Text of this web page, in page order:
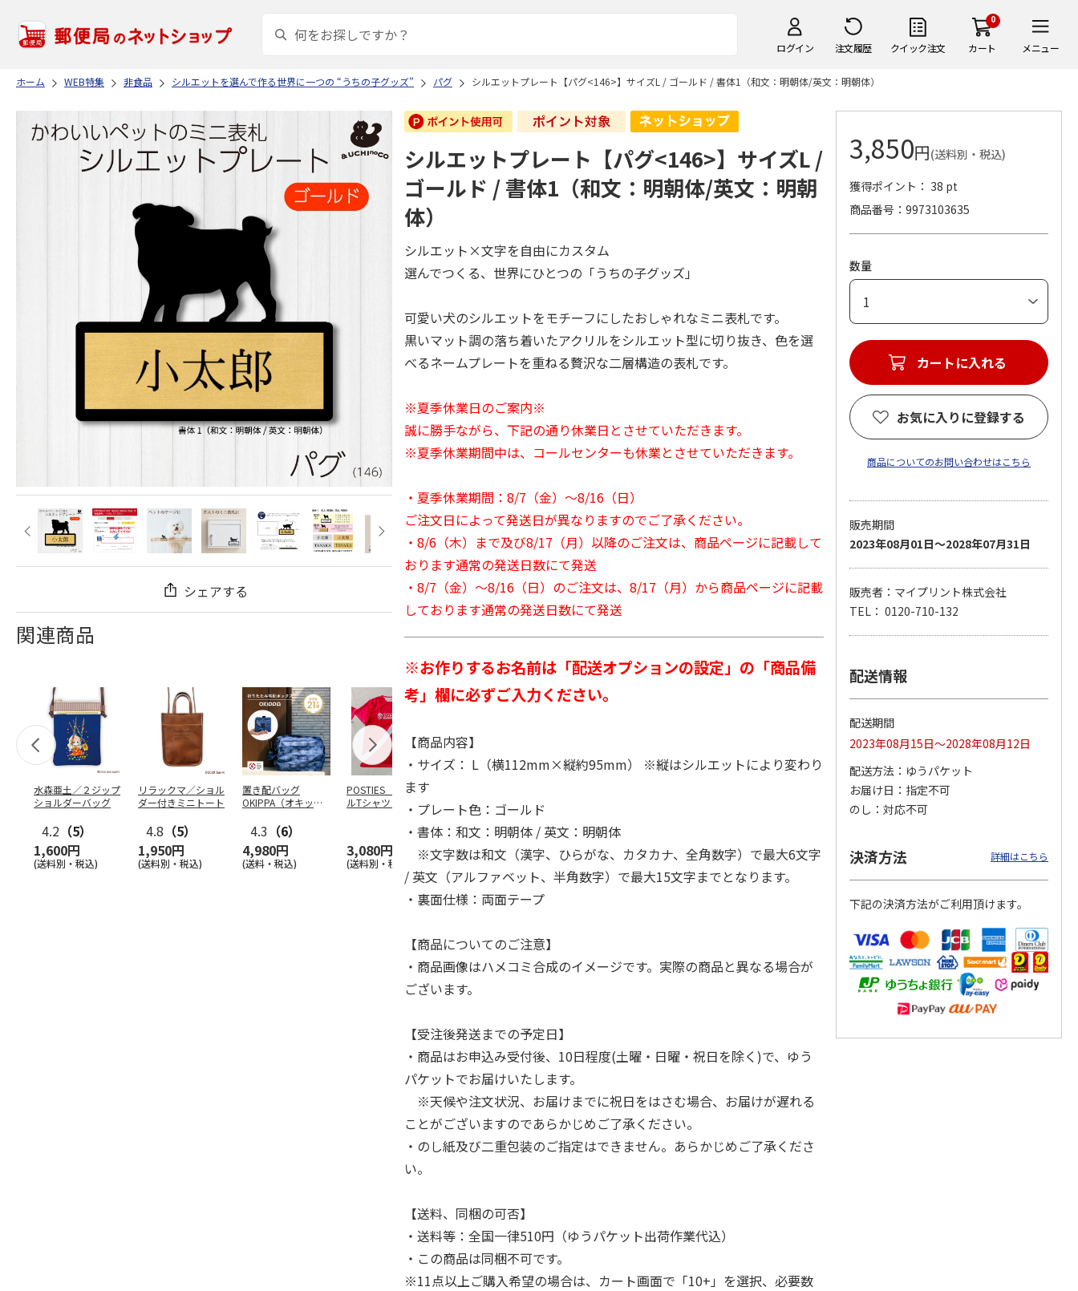
ログイン 注文履歴 クイック注文
0
カート メニュー
ホーム WEB特集 非食品 シルエットを選んで作る世界に一つの “うちの子グッズ” パグ シルエットプレート【パグ<146>】サイズL / ゴールド / 書体1（和文：明朝体/英文：明朝体）
シェアする
関連商品
水森亜土／２ジップ
ショルダーバッグ
4.2 （5）
1,600円
(送料別・税込)
リラックマ／ショル
ダー付きミニトート
4.8 （5）
1,950円
(送料別・税込)
置き配バッグ
OKIPPA（オキッ
4.3 （6）
4,980円
(送料・税込)
POSTIES オリジナ
ルTシャツ Sサイズ
3,080円
(送料別・税込)
奇妙な冒険 黄金の
風』CITY POP…
5.0（3）
4,939円
(送料別・税込)
4.5 （6）
1,760円
(送料別・税込)
3,839円
(送料別・税込)
4,400円
(送料別・税込)
『ジョジョの奇妙な
冒険 スターダスト
クルセイダース』
3,300円
(送料別・税込)
3,300円
(送料別・税込)
シルエットプレート【パグ<146>】サイズL /
ゴールド / 書体1（和文：明朝体/英文：明朝
体）
シルエット×文字を自由にカスタム
選んでつくる、世界にひとつの「うちの子グッズ」
可愛い犬のシルエットをモチーフにしたおしゃれなミニ表札です。
黒いマット調の落ち着いたアクリルをシルエット型に切り抜き、色を選
べるネームプレートを重ねる贅沢な二層構造の表札です。
※夏季休業日のご案内※
誠に勝手ながら、下記の通り休業日とさせていただきます。
※夏季休業期間中は、コールセンターも休業とさせていただきます。
・夏季休業期間：8/7（金）～8/16（日）
ご注文日によって発送日が異なりますのでご了承ください。
・8/6（木）まで及び8/17（月）以降のご注文は、商品ページに記載して
おります通常の発送日数にて発送
・8/7（金）～8/16（日）のご注文は、8/17（月）から商品ページに記載
しております通常の発送日数にて発送
※お作りするお名前は「配送オプションの設定」の「商品備
考」欄に必ずご入力ください。
【商品内容】
・サイズ： L（横112mm×縦約95mm） ※縦はシルエットにより変わり
ます
・プレート色：ゴールド
・書体：和文：明朝体 / 英文：明朝体
※文字数は和文（漢字、ひらがな、カタカナ、全角数字）で最大6文字
/ 英文（アルファベット、半角数字）で最大15文字までとなります。
・裏面仕様：両面テープ
【商品についてのご注意】
・商品画像はハメコミ合成のイメージです。実際の商品と異なる場合が
ございます。
【受注後発送までの予定日】
・商品はお申込み受付後、10日程度(土曜・日曜・祝日を除く)で、ゆう
パケットでお届けいたします。
※天候や注文状況、お届けまでに祝日をはさむ場合、お届けが遅れる
ことがございますのであらかじめご了承ください。
・のし紙及び二重包装のご指定はできません。あらかじめご了承くださ
い。
【送料、同梱の可否】
・送料等：全国一律510円（ゆうパケット出荷作業代込）
・この商品は同梱不可です。
※11点以上ご購入希望の場合は、カート画面で「10+」を選択、必要数
3,850円(送料別・税込)
獲得ポイント： 38 pt
商品番号
9973103635
数量
カートに入れる
お気に入りに登録する
商品についてのお問い合わせはこちら
販売期間
2023年08月01日～2028年07月31日
販売者：マイプリント株式会社
TEL： 0120-710-132
配送情報
配送期間
2023年08月15日～2028年08月12日
配送方法
ゆうパケット
お届け日
指定不可
のし
対応不可
決済方法 詳細はこちら
下記の決済方法がご利用頂けます。